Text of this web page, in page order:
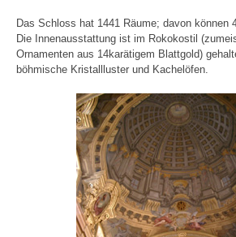
Das Schloss hat 1441 Räume; davon können
Die Innenausstattung ist im Rokokostil
Ornamenten aus 14karätigem Blattgold)
böhmische Kristallluster und Kachelöfen.